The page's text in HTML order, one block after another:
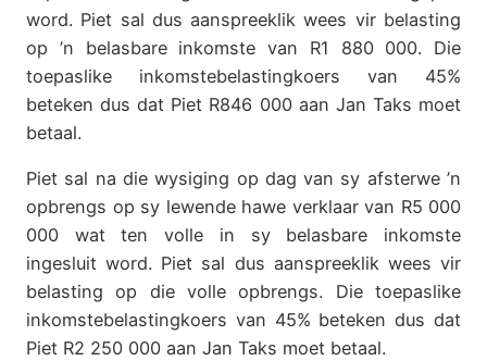
word. Piet sal dus aanspreeklik wees vir belasting
op ’n belasbare inkomste van R1 880 000. Die
toepaslike inkomstebelastingkoers van 45%
beteken dus dat Piet R846 000 aan Jan Taks moet
betaal.
Piet sal na die wysiging op dag van sy afsterwe ’n
opbrengs op sy lewende hawe verklaar van R5 000
000 wat ten volle in sy belasbare inkomste
ingesluit word. Piet sal dus aanspreeklik wees vir
belasting op die volle opbrengs. Die toepaslike
inkomstebelastingkoers van 45% beteken dus dat
Piet R2 250 000 aan Jan Taks moet betaal.